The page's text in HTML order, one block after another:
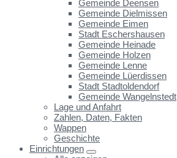
Gemeinde Deensen
Gemeinde Dielmissen
Gemeinde Eimen
Stadt Eschershausen
Gemeinde Heinade
Gemeinde Holzen
Gemeinde Lenne
Gemeinde Lüerdissen
Stadt Stadtoldendorf
Gemeinde Wangelnstedt
Lage und Anfahrt
Zahlen, Daten, Fakten
Wappen
Geschichte
Einrichtungen